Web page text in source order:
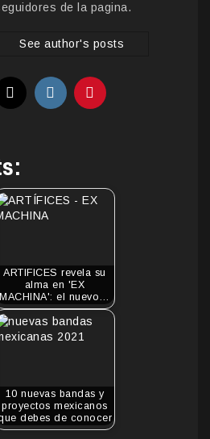
de la pagina.
See author's posts
ARTIFICES revela su
alma en 'EX
MACHINA': el nuevo…
10 nuevas bandas y
proyectos mexicanos
debes de conocer